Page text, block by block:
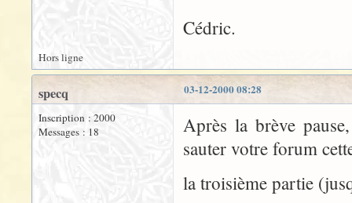
Cédric.
Hors ligne
03-12-2000 08:28
specq
Inscription : 2000
Messages : 18
Après la brève
sauter votre forum
la troisième partie